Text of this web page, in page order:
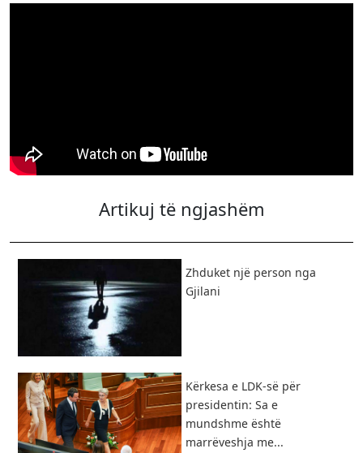
Artikuj të ngjashëm
Zhduket një person nga
Gjilani
Kërkesa e LDK-së për
presidentin: Sa e
mundshme është
marrëveshja me...